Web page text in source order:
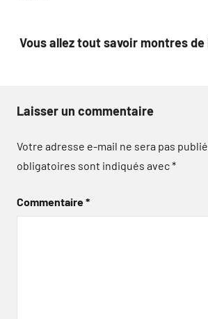
Vous allez tout savoir montres
Laisser un commentaire
Votre adresse e-mail ne sera pas
obligatoires sont indiqués avec*
Commentaire*